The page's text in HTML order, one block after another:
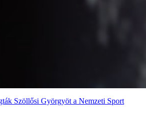
Szöllősi Györgyöt a Nemzeti Sport